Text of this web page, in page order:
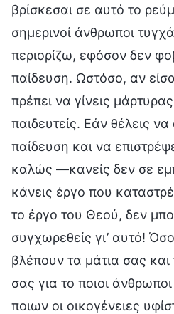
βρίσκεσαι σε αυτό το
σημερινοί άνθρωποι
περιορίζω, εφόσον δεν
παίδευση. Ωστόσο, αν
πρέπει να γίνεις
παιδευτείς. Εάν θέλεις να
παίδευση και να
καλώς —κανείς δεν σε
κάνεις έργο που
το έργο του Θεού, δεν
συγχωρεθείς γι’ αυτό!
βλέπουν τα μάτια σας και
σας για το ποιοι
ποιων οι οικογένειες